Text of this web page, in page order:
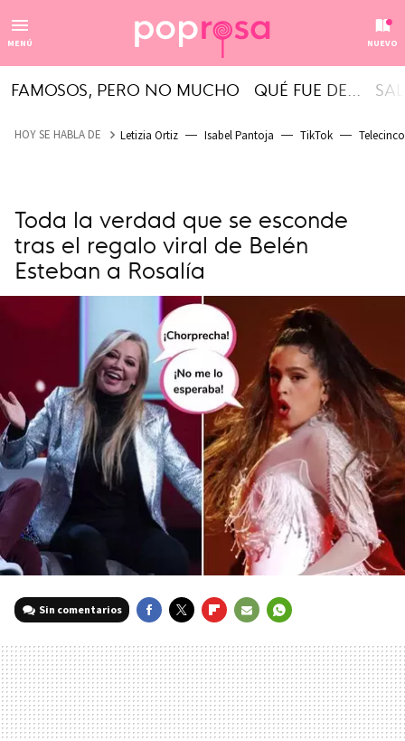
MENÚ NUEVO
FAMOSOS, PERO NO MUCHO QUÉ FUE DE...
HOY SE HABLA DE Letizia Ortiz Isabel Pantoja TikTok Telecinco
Toda la verdad que se esconde
tras el regalo viral de Belén
Esteban a Rosalía
Sin comentarios
MAIL